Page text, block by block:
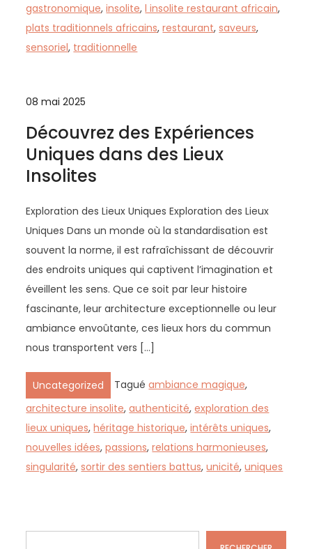
gastronomique,insolite,l insolite restaurant africain,
plats traditionnels africains,restaurant,saveurs,
sensoriel, traditionnelle
08 mai 2025
Découvrez des Expériences
Uniques dans des Lieux
Insolites
Exploration des Lieux Uniques Exploration des Lieux
Uniques Dans un monde où la standardisation est
souvent la norme, il est rafraîchissant de découvrir
des endroits uniques qui captivent l’imagination et
éveillent les sens. Que ce soit par leur histoire
fascinante, leur architecture exceptionnelle ou leur
ambiance envoûtante, ces lieux hors du commun
nous transportent vers […]
Uncategorized Taguéambiance magique,
architecture insolite,authenticité,exploration des
lieux uniques,héritage historique,intérêts uniques,
nouvelles idées,passions,relations harmonieuses,
singularité,sortir des sentiers battus,unicité,uniques